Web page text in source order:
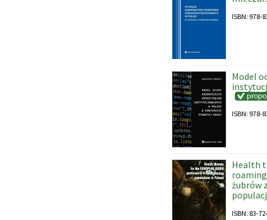
ISBN: 978-
Model
ISBN: 978-
Health
żubrów
ISBN: 83-